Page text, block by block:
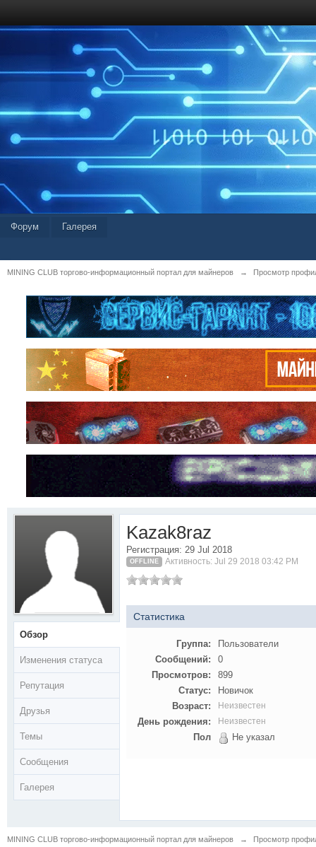
Форум Галерея
MINING CLUB торгово-информационный портал для майнеров → Просмотр
Обзор
Изменения статуса
Репутация
Друзья
Темы
Сообщения
Галерея
Kazak8raz
Регистрация: 29 Jul 2018
OFFLINE Активность: Jul 29 2018 03:42 PM
Статистика
Группа:
Пользователи
Сообщений:
0
Просмотров:
899
Статус:
Новичок
Возраст:
Неизвестен
День рождения: Неизвестен
Пол Не указал
MINING CLUB торгово-информационный портал для майнеров → Просмотр